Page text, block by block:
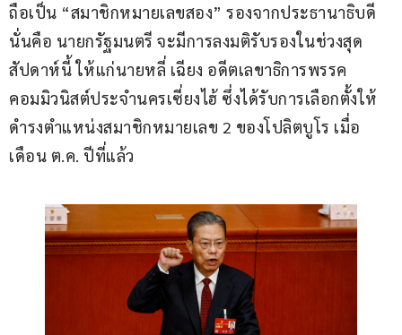
ถือเป็น “สมาชิกหมายเลขสอง” รองจากประธานาธิบดี
นั่นคือ นายกรัฐมนตรี จะมีการลงมติรับรองในช่วงสุด
สัปดาห์นี้ ให้แก่นายหลี่ เฉียง อดีตเลขาธิการพรรค
คอมมิวนิสต์ประจำนครเซี่ยงไฮ้ ซึ่งได้รับการเลือกตั้งให้
ดำรงตำแหน่งสมาชิกหมายเลข 2 ของโปลิตบูโร เมื่อ
เดือน ต.ค. ปีที่แล้ว